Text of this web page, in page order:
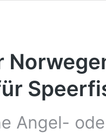
Angel-